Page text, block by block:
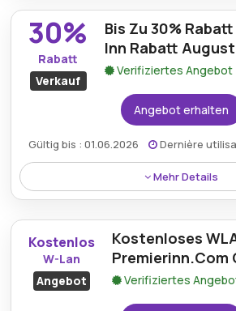
jetzt mit beeindruckenden 50%
und bieten erhebliche Ersparnisse
Unterkünfte.
30%
Rabatt
Verkauf
Bis Zu 30%
Inn Rabatt
Verifiziertes Angebot
Angebot erhalten
Gültig bis : 01.06.2026 Dernière
Mehr Details
Premier Inn bietet bis zu 30%
Reisende komfortable Aufenthalte
reduzierten Preisen für ihre Reisen
Kostenlos
W-Lan
Angebot
Kostenloses
Premierinn.Com
Verifiziertes